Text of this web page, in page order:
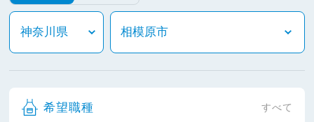
希望職種 すべて